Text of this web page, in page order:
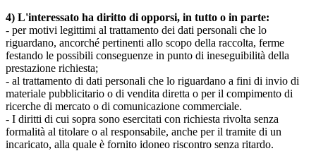
4) L'interessato ha diritto di opporsi, in tutto o in parte:
- per motivi legittimi al trattamento dei dati personali che lo
riguardano, ancorché pertinenti allo scopo della raccolta, ferme
festando le possibili conseguenze in punto di ineseguibilità della
prestazione richiesta;
- al trattamento di dati personali che lo riguardano a fini di invio di
materiale pubblicitario o di vendita diretta o per il compimento di
ricerche di mercato o di comunicazione commerciale.
- I diritti di cui sopra sono esercitati con richiesta rivolta senza
formalità al titolare o al responsabile, anche per il tramite di un
incaricato, alla quale è fornito idoneo riscontro senza ritardo.